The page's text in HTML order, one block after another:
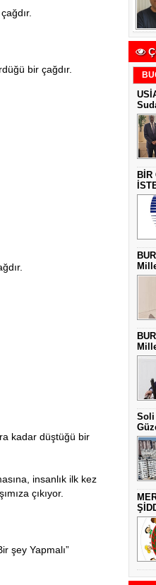
bir çağdır.
kadar düştüğü bir
insanlık ilk kez
çıkıyor.
şey Yapmalı”
BİR
Soli